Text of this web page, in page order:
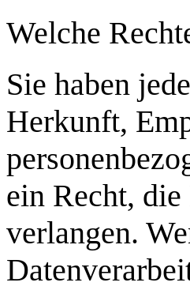
Welche
Sie haben
Herkunft,
ein Recht,
verlangen.